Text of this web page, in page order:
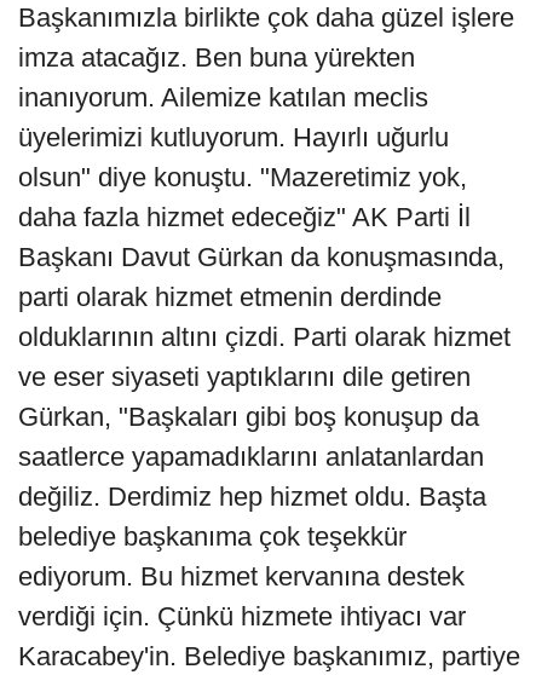
Başkanımızla birlikte çok daha güzel işlere
imza atacağız. Ben buna yürekten
inanıyorum. Ailemize katılan meclis
üyelerimizi kutluyorum. Hayırlı uğurlu
olsun" diye konuştu. "Mazeretimiz yok,
daha fazla hizmet edeceğiz" AK Parti İl
Başkanı Davut Gürkan da konuşmasında,
parti olarak hizmet etmenin derdinde
olduklarının altını çizdi. Parti olarak hizmet
ve eser siyaseti yaptıklarını dile getiren
Gürkan, "Başkaları gibi boş konuşup da
saatlerce yapamadıklarını anlatanlardan
değiliz. Derdimiz hep hizmet oldu. Başta
belediye başkanıma çok teşekkür
ediyorum. Bu hizmet kervanına destek
verdiği için. Çünkü hizmete ihtiyacı var
Karacabey'in. Belediye başkanımız, partiye